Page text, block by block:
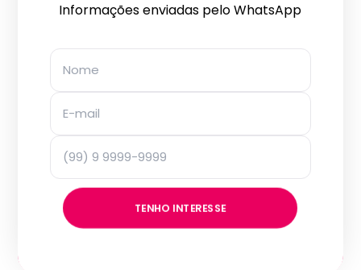
Informações enviadas pelo WhatsApp
TENHO INTERESSE